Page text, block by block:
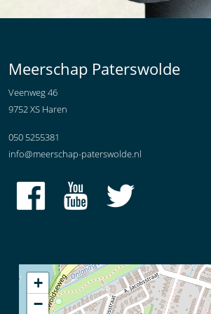
Meerschap Paterswolde
Veenweg 46
9752 XS Haren
050 5255381
info@meerschap-paterswolde.nl
+
−